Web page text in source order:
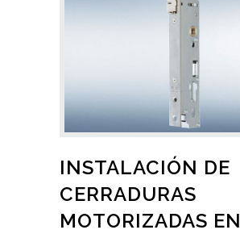
INSTALACIÓN DE
CERRADURAS
MOTORIZADAS EN